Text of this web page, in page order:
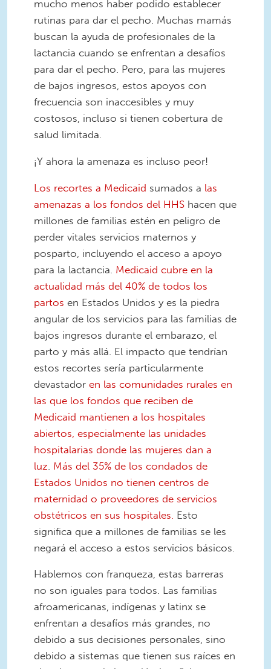
mucho menos haber podido establecer
rutinas para dar el pecho. Muchas mamás
buscan la ayuda de profesionales de la
lactancia cuando se enfrentan a desafíos
para dar el pecho. Pero, para las mujeres
de bajos ingresos, estos apoyos con
frecuencia son inaccesibles y muy
costosos, incluso si tienen cobertura de
salud limitada.
¡Y ahora la amenaza es incluso peor!
Los recortes a Medicaid sumados a las
amenazas a los fondos del HHS hacen que
millones de familias estén en peligro de
perder vitales servicios maternos y
posparto, incluyendo el acceso a apoyo
para la lactancia. Medicaid cubre en la
actualidad más del 40% de todos los
partos en Estados Unidos y es la piedra
angular de los servicios para las familias de
bajos ingresos durante el embarazo, el
parto y más allá. El impacto que tendrían
estos recortes sería particularmente
devastador en las comunidades rurales en
las que los fondos que reciben de
Medicaid mantienen a los hospitales
abiertos, especialmente las unidades
hospitalarias donde las mujeres dan a
luz Más del 35% de los condados de
Estados Unidos no tienen centros de
maternidad o proveedores de servicios
obstétricos en sus hospitales. Esto
significa que a millones de familias se les
negará el acceso a estos servicios básicos.
Hablemos con franqueza, estas barreras
no son iguales para todos. Las familias
afroamericanas, indígenas y latinx se
enfrentan a desafíos más grandes, no
debido a sus decisiones personales, sino
debido a sistemas que tienen sus raíces en